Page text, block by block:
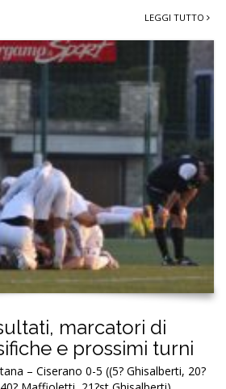
LEGGI TUTTO
marcatori di
e prossimi turni
– Ciserano 0-5 ((5? Ghisalberti, 20?